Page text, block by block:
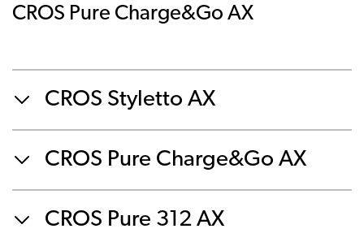
CROS Pure Charge&Go AX
CROS Styletto AX
CROS Pure Charge&Go AX
CROS Pure 312 AX